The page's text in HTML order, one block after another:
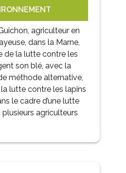
agriculteur en
dans la Marne,
de la lutte contre les
son blé, avec la
méthode alternative,
lutte contre les lapins
le cadre d’une lutte
agriculteurs